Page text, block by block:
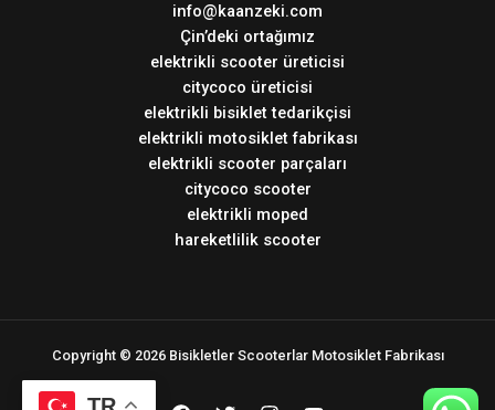
info@kaanzeki.com
Çin’deki ortağımız
elektrikli scooter üreticisi
citycoco üreticisi
elektrikli bisiklet tedarikçisi
elektrikli motosiklet fabrikası
elektrikli scooter parçaları
citycoco scooter
elektrikli moped
hareketlilik scooter
Copyright © 2026 Bisikletler Scooterlar Motosiklet Fabrikası